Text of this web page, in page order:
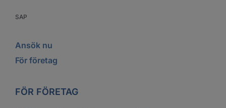
SAP
Ansök nu
För företag
FÖR FÖRETAG